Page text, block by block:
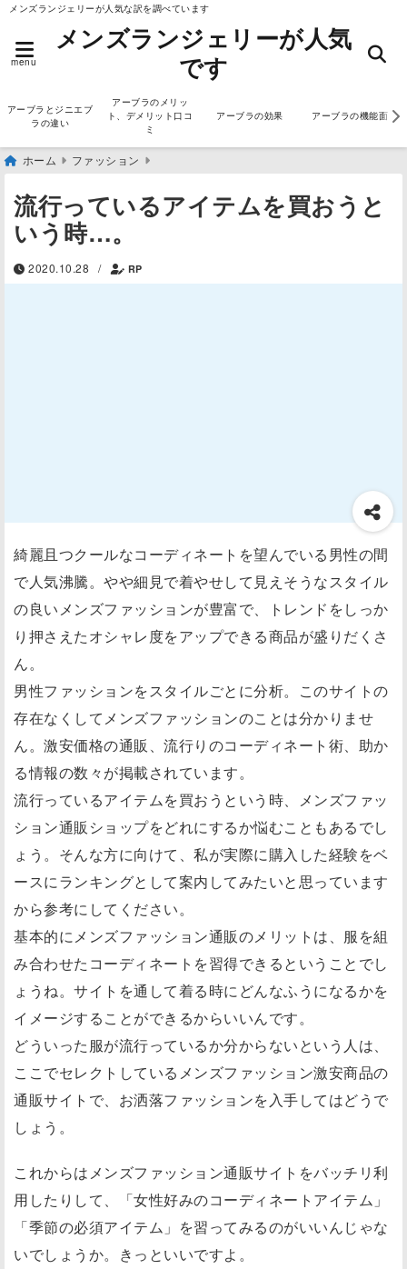
メンズランジェリーが人気な訳を調べています
menu
メンズランジェリーが人気
です
アーブラとジニエブ
ラの違い
アーブラのメリッ
ト、デメリット口コ
ミ
アーブラの効果 アーブラの機能面
ホーム ファッション
流行っているアイテムを買おうと
いう時…。
2020.10.28 / RP
綺麗且つクールなコーディネートを望んでいる男性の間
で人気沸騰。やや細見で着やせして見えそうなスタイル
の良いメンズファッションが豊富で、トレンドをしっか
り押さえたオシャレ度をアップできる商品が盛りだくさ
ん。
男性ファッションをスタイルごとに分析。このサイトの
存在なくしてメンズファッションのことは分かりませ
ん。激安価格の通販、流行りのコーディネート術、助か
る情報の数々が掲載されています。
流行っているアイテムを買おうという時、メンズファッ
ション通販ショップをどれにするか悩むこともあるでし
ょう。そんな方に向けて、私が実際に購入した経験をベ
ースにランキングとして案内してみたいと思っています
から参考にしてください。
基本的にメンズファッション通販のメリットは、服を組
み合わせたコーディネートを習得できるということでし
ょうね。サイトを通して着る時にどんなふうになるかを
イメージすることができるからいいんです。
どういった服が流行っているか分からないという人は、
ここでセレクトしているメンズファッション激安商品の
通販サイトで、お洒落ファッションを入手してはどうで
しょう。
これからはメンズファッション通販サイトをバッチリ利
用したりして、「女性好みのコーディネートアイテム」
「季節の必須アイテム」を習ってみるのがいいんじゃな
いでしょうか。きっといいですよ。